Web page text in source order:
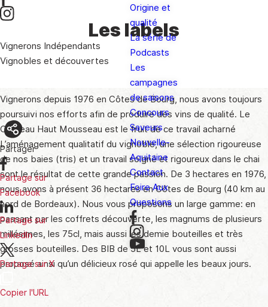
Origine et
qualité
La série de
Podcasts
Les
campagnes
de saisons
Concours
Saveurs
Nouvelle-
Aquitaine
Contact
Foire Aux
Questions
Les labels
Vignerons Indépendants
Vignobles et découvertes
Vignerons depuis 1976 en Côtes de Bourg, nous avons toujours
poursuivi nos efforts afin de produire des vins de qualité. Le
Château Haut Mousseau est le fruit de ce travail acharné
L’aménagement qualitatif du vignoble, une sélection rigoureuse
de nos baies (tris) et un travail soigné et rigoureux dans le chai
sont le résultat de cette grande passion. De 3 hectares en 1976,
nous avons à présent 36 hectares en Côtes de Bourg (40 km au
nord de Bordeaux). Nous vous proposons un large gamme: en
passant par les coffrets découverte, les magnums de plusieurs
millésimes, les 75cl, mais aussi les demie bouteilles et très
grosses bouteilles. Des BIB de 5L et 10L vous sont aussi
proposé ainsi qu’un délicieux rosé qui appelle les beaux jours.
Partager
Partage sur
Facebook
Partage sur
LinkedIn
Partage sur X
Copier l'URL